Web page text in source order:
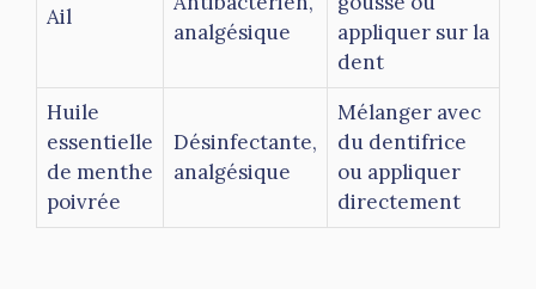
Ail
analgésique
appliquer sur la
dent
Huile
essentielle
de menthe
poivrée
Désinfectante,
analgésique
Mélanger avec
du dentifrice
ou appliquer
directement